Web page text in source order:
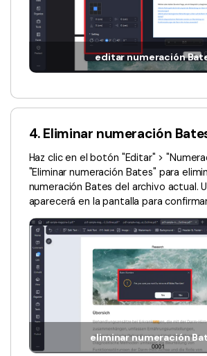
editar numeración
4. Eliminar numeración
Haz clic en el botón "Editar" >
"Eliminar numeración Bates" para
numeración Bates del archivo actual.
aparecerá en la pantalla para
eliminar numeración